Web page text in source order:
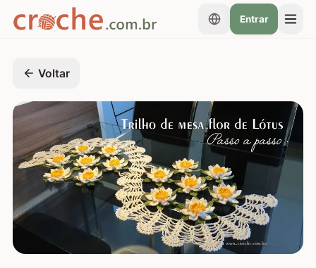
Entrar
Voltar